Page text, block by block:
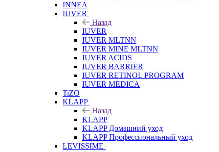
INNEA
IUVER
Назад
IUVER
IUVER MLTNN
IUVER MINE MLTNN
IUVER ACIDS
IUVER BARRIER
IUVER RETINOL PROGRAM
IUVER MEDICA
TiZO
KLAPP
Назад
KLAPP
KLAPP Домашний уход
KLAPP Профессиональный уход
LEVISSIME